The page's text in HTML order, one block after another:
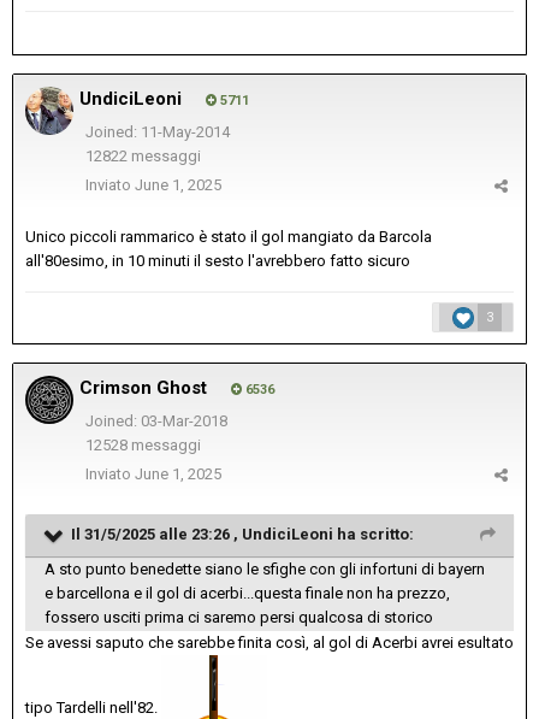
UndiciLeoni 5711
Joined: 11-May-2014
12822 messaggi
Inviato June 1, 2025
Unico piccoli rammarico è stato il gol mangiato da Barcola
all'80esimo, in 10 minuti il sesto l'avrebbero fatto sicuro
3
Crimson Ghost 6536
Joined: 03-Mar-2018
12528 messaggi
Inviato June 1, 2025
Il 31/5/2025 alle 23:26 , UndiciLeoni ha scritto:
A sto punto benedette siano le sfighe con gli infortuni di bayern
e barcellona e il gol di acerbi...questa finale non ha prezzo,
fossero usciti prima ci saremo persi qualcosa di storico
Se avessi saputo che sarebbe finita così, al gol di Acerbi avrei esultato
tipo Tardelli nell'82.